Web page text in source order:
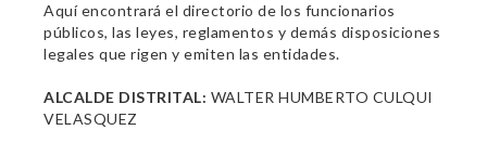
Aquí encontrará el directorio de los funcionarios
públicos, las leyes, reglamentos y demás disposiciones
legales que rigen y emiten las entidades.
ALCALDE DISTRITAL: WALTER HUMBERTO CULQUI
VELASQUEZ